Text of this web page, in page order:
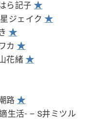
ら記子★
ジェイク★
★
カ★
花緒 ★
路★
生活- – S井ミツル